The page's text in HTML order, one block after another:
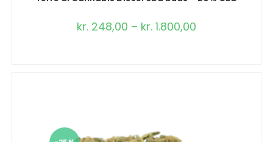
kr. 248,00 – kr. 1.800,00